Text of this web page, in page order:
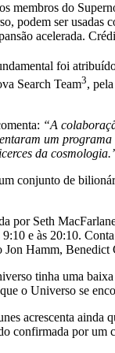
membros do
podem ser usadas
acelerada.
foi
Search Team3,
“A
um
da
conjunto de
por Seth
e às 20:10.
Hamm, Benedict
tinha uma
o Universo se
acrescenta ainda
confirmada por